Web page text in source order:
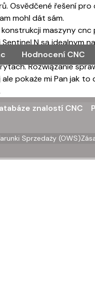
Hodnocení CNC
Osvědčené řešení
mohl dát sám.
maszyny
N są idealnym
obrabianego detalu.
Rozwiązanie
pokaże mi Pan jak to
znalostí CNC
Sprzedaży (OWS)